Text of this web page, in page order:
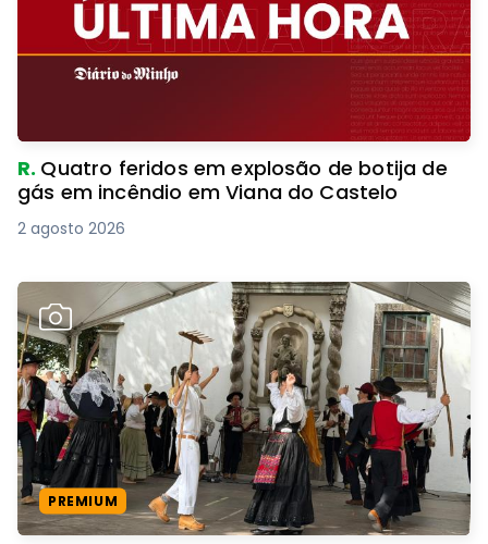
R. Quatro feridos em explosão de botija de
gás em incêndio em Viana do Castelo
2 agosto 2026
PREMIUM